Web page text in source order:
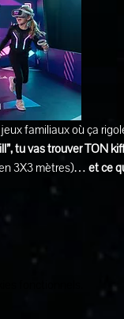
familiaux où ça
tu vas trouver TON
3X3 mètres)… et ce
fonctionnels.